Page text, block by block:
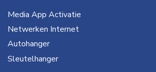
Media App Activatie
Netwerken Internet
Autohanger
Sleutelhanger